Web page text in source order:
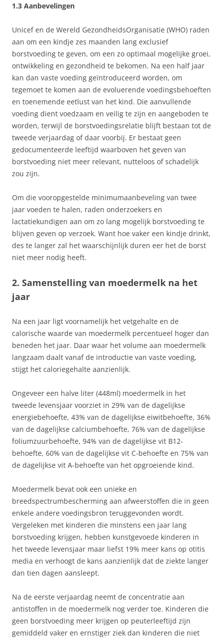
1.3 Aanbevelingen
Unicef en de Wereld GezondheidsOrganisatie (WHO) raden
aan om een kindje zes maanden lang exclusief
borstvoeding te geven, om een zo optimaal mogelijke groei,
ontwikkeling en gezondheid te bekomen. Na een half jaar
kan dan vaste voeding geïntroduceerd worden, om
tegemoet te komen aan de evoluerende voedingsbehoeften
en toenemende eetlust van het kind. Die aanvullende
voeding dient voedzaam en veilig te zijn en aangeboden te
worden, terwijl de borstvoedingsrelatie blijft bestaan tot de
tweede verjaardag of daar voorbij. Er bestaat geen
gedocumenteerde leeftijd waarboven het geven van
borstvoeding niet meer relevant, nutteloos of schadelijk
zou zijn.
Om die vooropgestelde minimumaanbeveling van twee
jaar voeden te halen, raden onderzoekers en
lactatiekundigen aan om zo lang mogelijk borstvoeding te
blijven geven op verzoek. Want hoe vaker een kindje drinkt,
des te langer zal het waarschijnlijk duren eer het de borst
niet meer nodig heeft.
2. Samenstelling van moedermelk na het
jaar
Na een jaar ligt voornamelijk het vetgehalte en de
calorische waarde van moedermelk percentueel hoger dan
beneden het jaar. Daar waar het volume aan moedermelk
langzaam daalt vanaf de introductie van vaste voeding,
stijgt het caloriegehalte aanzienlijk.
Ongeveer een halve liter (448ml) moedermelk in het
tweede levensjaar voorziet in 29% van de dagelijkse
energiebehoefte, 43% van de dagelijkse eiwitbehoefte, 36%
van de dagelijkse calciumbehoefte, 76% van de dagelijkse
foliumzuurbehoefte, 94% van de dagelijkse vit B12-
behoefte, 60% van de dagelijkse vit C-behoefte en 75% van
de dagelijkse vit A-behoefte van het opgroeiende kind.
Moedermelk bevat ook een unieke en
breedspectrumbescherming aan afweerstoffen die in geen
enkele andere voedingsbron teruggevonden wordt.
Vergeleken met kinderen die minstens een jaar lang
borstvoeding krijgen, hebben kunstgevoede kinderen in
het tweede levensjaar maar liefst 19% meer kans op otitis
media en verhoogt de kans aanzienlijk dat de ziekte langer
dan tien dagen aansleept.
Na de eerste verjaardag neemt de concentratie aan
antistoffen in de moedermelk nog verder toe. Kinderen die
geen borstvoeding meer krijgen op peuterleeftijd zijn
gemiddeld vaker en ernstiger ziek dan kinderen die niet